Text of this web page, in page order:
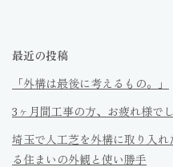
最近の投稿
「外構は最後に考えるもの。」
3ヶ月間工事の方、お疲れ様でし
埼玉で人工芝を外構に取り入
る住まいの外観と使い勝手